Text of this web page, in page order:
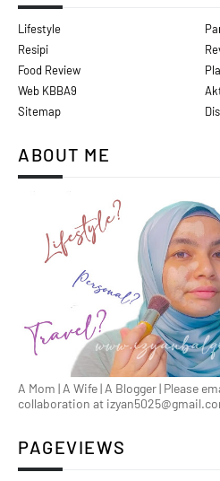
Lifestyle
Resipi
Food Review
Web KBBA9
Sitemap
ABOUT ME
A Mom | A Wife | A Blogger | Please
collaboration at
PAGEVIEWS